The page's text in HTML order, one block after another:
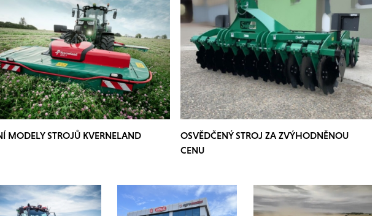
MODELY STROJŮ KVERNELAND
OSVĚDČENÝ STROJ ZA ZVÝHODNĚNOU
CENU